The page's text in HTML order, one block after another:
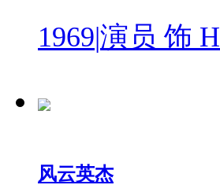
1969|演员 饰
风云英杰